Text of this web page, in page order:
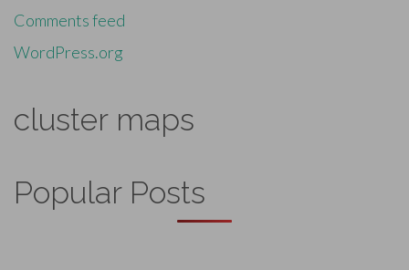
Comments feed
WordPress.org
cluster maps
Popular Posts